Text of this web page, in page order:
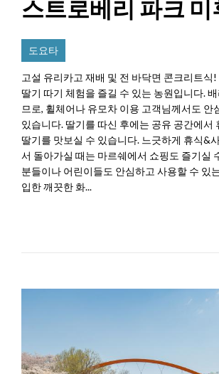
스트로베리 파크 미
도요타
고설 유리카고 재배 및 전 바닥면 콘크리트식
딸기 따기 체험을 즐길 수 있는 농원입니다.
므로, 휠체어나 유모차 이용 고객님께서도 안
있습니다. 딸기를 따신 후에는 공유 공간에서
딸기를 맛보실 수 있습니다. 느긋하게 휴식&
서 돌아가실 때는 마르쉐에서 쇼핑도 즐기실
분들이나 어린이들도 안심하고 사용할 수 있
입한 깨끗한 화...